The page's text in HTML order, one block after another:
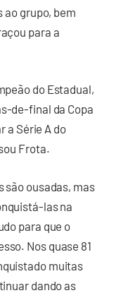
ao grupo, bem
para a
do Estadual,
de-final da Copa
a Série A do
Frota.
são ousadas, mas
las na
para que o
Nos quase 81
muitas
dando as